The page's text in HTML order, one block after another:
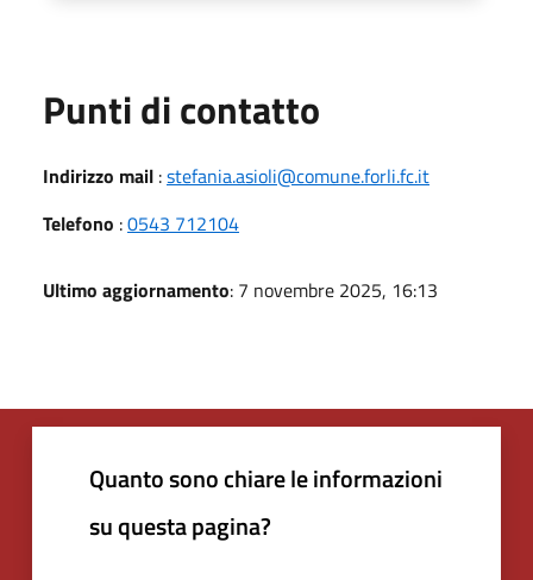
Punti di contatto
Indirizzo mail :stefania.asioli@comune.forli.fc.it
Telefono :0543 712104
Ultimo aggiornamento: 7 novembre 2025, 16:13
Quanto sono chiare le informazioni
su questa pagina?